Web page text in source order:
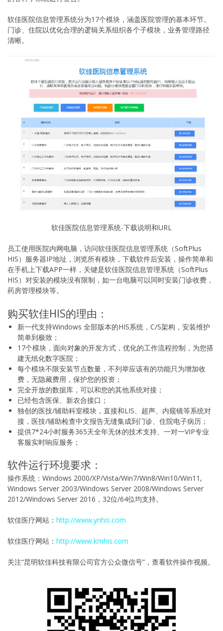
软佳医院信息管理系统分为17个模块，涵盖医院管理的基本环节。
门诊、住院以优化合理的逻辑关系组织各个子模块，业务管理路径
清晰。
软佳医院信息管理系统-下载说明和URL
员工使用医院内网电脑，访问软佳医院信息管理系统（SoftPlus
HIS）服务器IP地址，浏览所有模块，下载软件后安装，操作简单和
在手机上下载APP一样，关键是软佳医院信息管理系统（SoftPlus
HIS）对安装的模块没有限制，如一台电脑可以同时安装门诊收费，
药房管理模块等。
购买软佳HIS的理由：
新一代支持Windows 全部版本的HIS系统，C/S架构，安装维护
简单到极致；
17个模块，面向对象的开发方式，优化的工作流程控制，为您搭
建无纸化数字医院；
每个模块不限安装节点数量，不列举应该有的功能只为增加收
费，无隐藏费用，保护您的投资；
完全开放的数据库，可以和您的其他系统对接；
已经包含医保、新农合接口；
独创的医技/辅助科室模块，直接和LIS、超声、内窥镜等系统对
接，医技/辅助检查中文报告无缝集成到门诊、住院电子病历；
提供7*24小时服务365天全年无休的技术支持、一对一VIP专业
客服实时响应服务；
软件运行环境要求：
操作系统：Windows 2000/XP/Vista/Win7/Win8/Win10/Win11,
Windows Server 2003/Windows Server 2008/Windows Server
2012/Windows Server 2016，32位/64位均支持。
软佳医疗网站： http://www.ynhis.com
软佳医疗网站： http://www.kmhis.com
关注“昆明软佳科技有限公司官方公众微信号”，查看软件操作视频。